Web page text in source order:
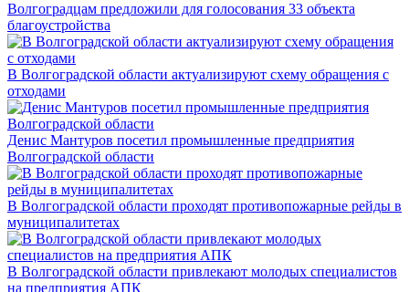
Волгоградцам предложили для голосования 33 объекта
благоустройства
В Волгоградской области актуализируют схему обращения с
отходами
Денис Мантуров посетил промышленные предприятия
Волгоградской области
В Волгоградской области проходят противопожарные рейды в
муниципалитетах
В Волгоградской области привлекают молодых специалистов
на предприятия АПК